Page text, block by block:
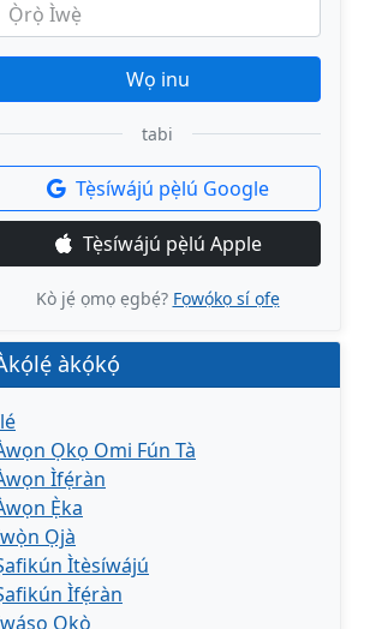
Ọ̀rọ̀ Ìwẹ̀
Wọ inu
tabi
Tẹ̀síwájú pẹ̀lú Google
Tẹ̀síwájú pẹ̀lú Apple
Kò jẹ́ ọmọ ẹgbẹ́? Fọwọ́kọ sí ọfẹ
àkọ́kọ́
Ọkọ Omi Fún Tà
Ìfẹ́ràn
Ẹ̀ka
Ọjà
Ìtèsíwájú
Ìfẹ́ràn
Ọkọ̀